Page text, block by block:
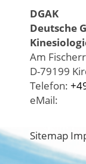
DGAK
Deutsche
Am
D-79199
Telefon:
eMail:
Sitemap